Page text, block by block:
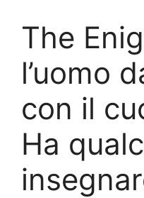
The
l’uomo
con il
Ha